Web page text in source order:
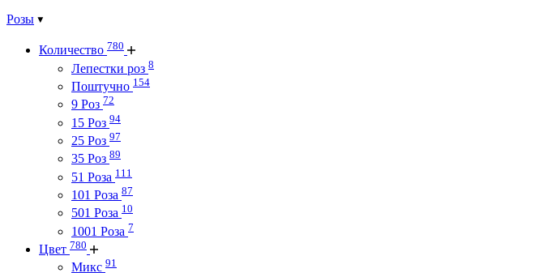
Розы
Количество 780
Лепестки роз 8
Поштучно 154
9 Роз 72
15 Роз 94
25 Роз 97
35 Роз 89
51 Роза 111
101 Роза 87
501 Роза 10
1001 Роза 7
Цвет 780
Микс 91